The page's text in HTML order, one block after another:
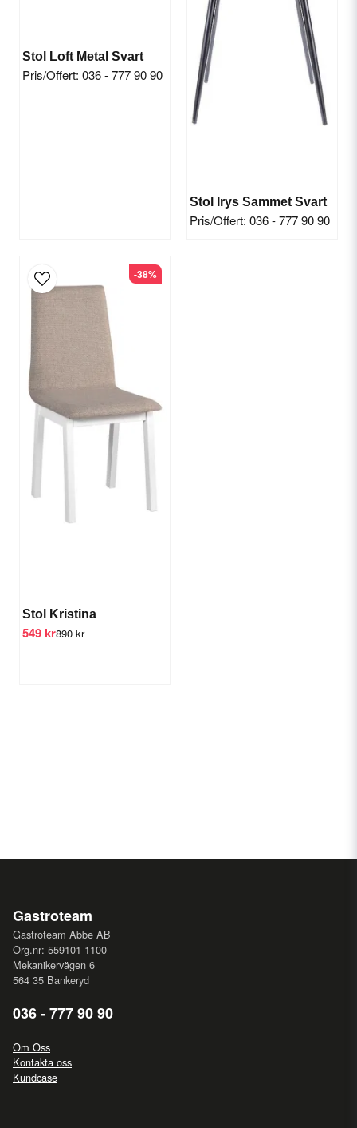
Stol Loft Metal Svart
Pris/Offert: 036 - 777 90 90
Stol Irys Sammet Svart
Pris/Offert: 036 - 777 90 90
Stol Kristina
890 kr
549 kr
-38%
Send question
Gastroteam
Gastroteam Abbe AB
Org.nr: 559101-1100
Mekanikervägen 6
564 35 Bankeryd
036 - 777 90 90
Om Oss
Kontakta oss
Kundcase